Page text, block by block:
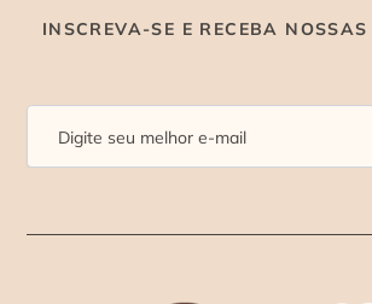
INSCREVA-SE E RECEBA